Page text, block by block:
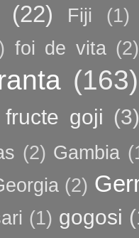
(22) Fiji
(1)
foi de vita (2)
(163)
fructe goji (3)
(2) Gambia
(2)
(1) gogosi